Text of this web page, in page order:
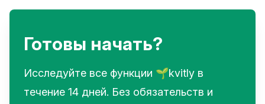
Готовы начать?
Исследуйте все функции 🌱kvitly в
течение 14 дней. Без обязательств и